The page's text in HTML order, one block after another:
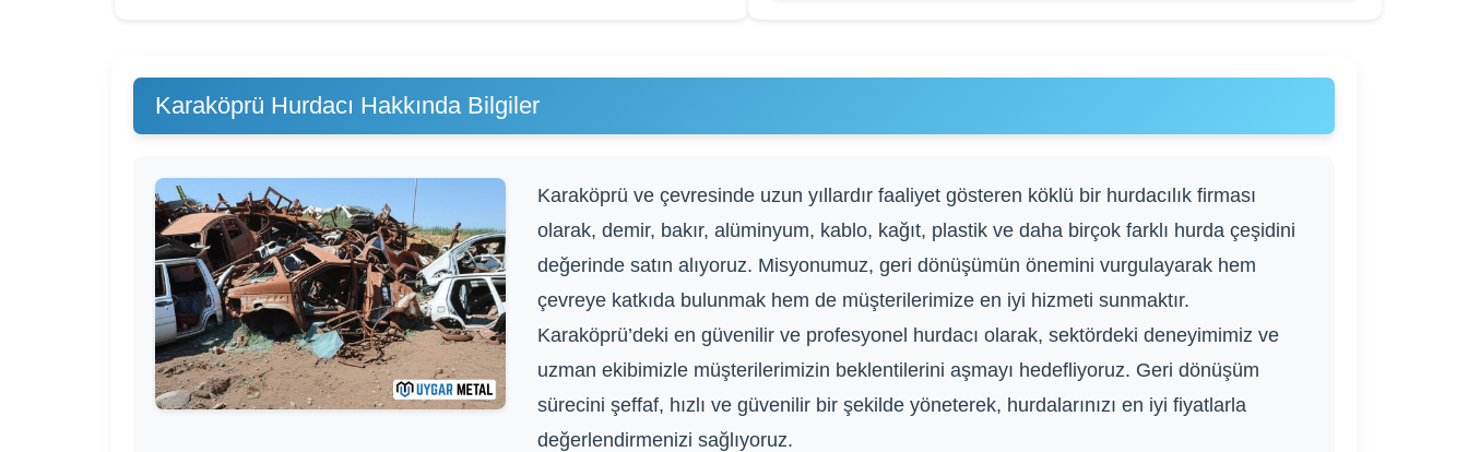
Karaköprü Hurdacı Hakkında Bilgiler
Karaköprü ve çevresinde uzun yıllardır faaliyet gösteren köklü bir hurdacılık firması
olarak, demir, bakır, alüminyum, kablo, kağıt, plastik ve daha birçok farklı hurda çeşidini
değerinde satın alıyoruz. Misyonumuz, geri dönüşümün önemini vurgulayarak hem
çevreye katkıda bulunmak hem de müşterilerimize en iyi hizmeti sunmaktır.
Karaköprü’deki en güvenilir ve profesyonel hurdacı olarak, sektördeki deneyimimiz ve
uzman ekibimizle müşterilerimizin beklentilerini aşmayı hedefliyoruz. Geri dönüşüm
sürecini şeffaf, hızlı ve güvenilir bir şekilde yöneterek, hurdalarınızı en iyi fiyatlarla
değerlendirmenizi sağlıyoruz.